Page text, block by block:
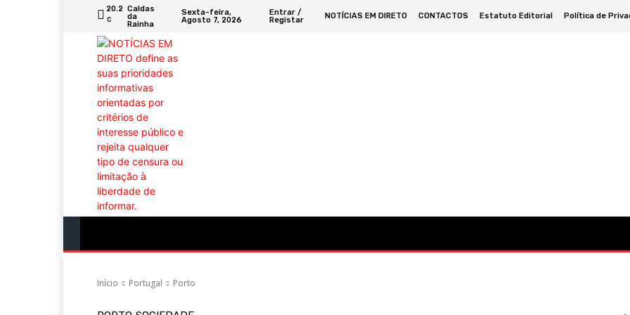
20.2
C
Caldas
da
Rainha
Sexta-feira,
Agosto 7, 2026
Entrar /
Registar
NOTÍCIAS EM DIRETO CONTACTOS Estatuto Editorial Política de
Início Portugal Porto